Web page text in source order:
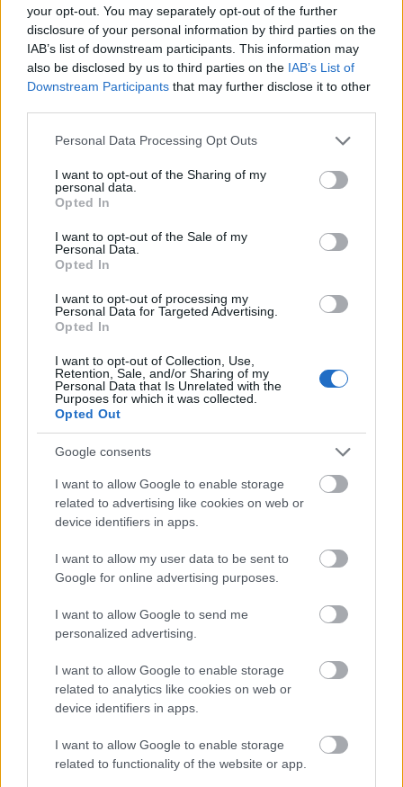
your opt-out. You may separately opt-out of the further
disclosure of your personal information by third parties on the
IAB’s list of downstream participants. This information may
also be disclosed by us to third parties on the IAB’s List of
Downstream Participants that may further disclose it to other
Please note that this website/app uses one or more Google
not limited to your visit or usage behaviour. You may click to
grant or deny consent to Google and its third-party tags to
use your data for below specified purposes in below Google
consent section.
Personal Data Processing Opt Outs
I want to opt-out of the Sharing of my
personal data.
Opted In
I want to opt-out of the Sale of my
Personal Data.
Opted In
I want to opt-out of processing my
Personal Data for Targeted Advertising.
Opted In
I want to opt-out of Collection, Use,
Retention, Sale, and/or Sharing of my
Personal Data that Is Unrelated with the
Purposes for which it was collected.
Opted Out
Google consents
I want to allow Google to enable storage
related to advertising like cookies on web or
device identifiers in apps.
I want to allow my user data to be sent to
Google for online advertising purposes.
I want to allow Google to send me
personalized advertising.
I want to allow Google to enable storage
related to analytics like cookies on web or
device identifiers in apps.
I want to allow Google to enable storage
related to functionality of the website or app.
előadás Mundruczó öngyilkosság-trilógiájának első
része. A második darab, a Proton Színház
Demencia, amelynek ősbemutatója idén ősszel volt a
Trafóban. Ez utóbbi amellett, hogy egy csoportosan
figyelmünket arra, hogy az a mód, ahogy az
öregekkel és a mentális problémákkal élőkkel
bánunk, a társadalom legsúlyosabb kérdéseit
villantja fel. A trilógia harmadik része várhatóan egy
német nyelvű előadás lesz majd, amelyet
előreláthatólag 2014. őszén mutatnak be.
A trilógia második részét, aDemenciát legközelebb
2014. február 5-én, 6-án, 7-én tűzi műsorra a Trafó.